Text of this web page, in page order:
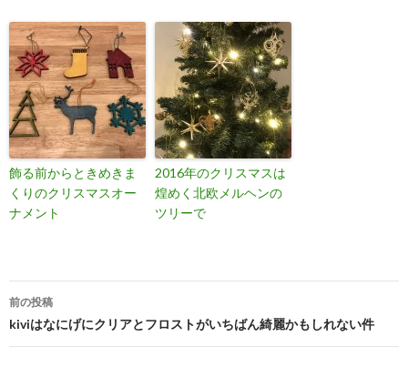
飾る前からときめきま
くりのクリスマスオー
ナメント
2016年のクリスマスは
煌めく北欧メルヘンの
ツリーで
投
稿
前の投稿
kiviはなにげにクリアとフロストがいちばん綺麗かもしれない件